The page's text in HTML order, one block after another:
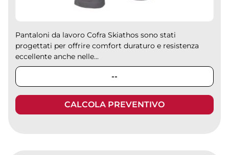
Pantaloni da lavoro Cofra Skiathos sono stati
progettati per offrire comfort duraturo e resistenza
eccellente anche nelle...
--
CALCOLA PREVENTIVO